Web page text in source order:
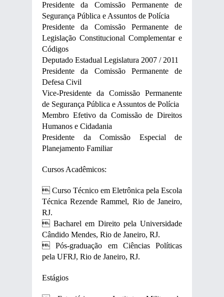
Presidente da Comissão Permanente de
Segurança Pública e Assuntos de Polícia
Presidente da Comissão Permanente de
Legislação Constitucional Complementar e
Códigos
Deputado Estadual Legislatura 2007 / 2011
Presidente da Comissão Permanente de
Defesa Civil
Vice-Presidente da Comissão Permanente
de Segurança Pública e Assuntos de Polícia
Membro Efetivo da Comissão de Direitos
Humanos e Cidadania
Presidente da Comissão Especial de
Planejamento Familiar
Cursos Acadêmicos:
 Curso Técnico em Eletrônica pela Escola
Técnica Rezende Rammel, Rio de Janeiro,
RJ.
 Bacharel em Direito pela Universidade
Cândido Mendes, Rio de Janeiro, RJ.
 Pós-graduação em Ciências Políticas
pela UFRJ, Rio de Janeiro, RJ.
Estágios